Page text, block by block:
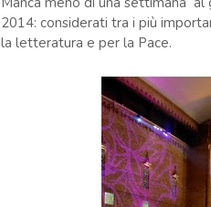
2014: considerati tra i più
la letteratura e per la Pace.